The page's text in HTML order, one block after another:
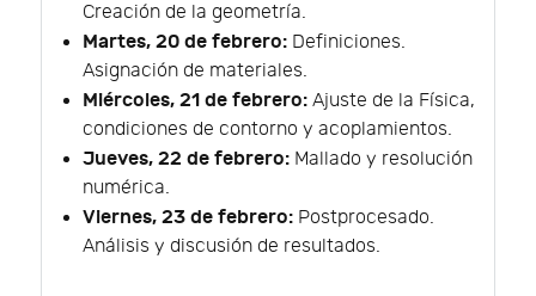
Creación de la geometría.
Martes, 20 de febrero: Definiciones.
Asignación de materiales.
Miércoles, 21 de febrero: Ajuste de la Física,
condiciones de contorno y acoplamientos.
Jueves, 22 de febrero: Mallado y resolución
numérica.
Viernes, 23 de febrero: Postprocesado.
Análisis y discusión de resultados.